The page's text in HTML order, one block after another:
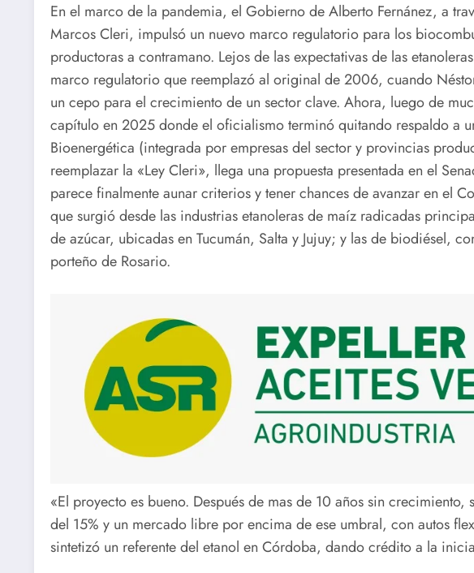
En el marco de la pandemia, el Gobierno de Alberto Fernánez, a
Marcos Cleri, impulsó un nuevo marco regulatorio para los
productoras a contramano. Lejos de las expectativas de las
marco regulatorio que reemplazó al original de 2006, cuando
un cepo para el crecimiento de un sector clave. Ahora, luego de
capítulo en 2025 donde el oficialismo terminó quitando respaldo a
Bioenergética (integrada por empresas del sector y provincias
reemplazar la «Ley Cleri», llega una propuesta presentada en el
parece finalmente aunar criterios y tener chances de avanzar en el
que surgió desde las industrias etanoleras de maíz radicadas
de azúcar, ubicadas en Tucumán, Salta y Jujuy; y las de biodiésel,
porteño de Rosario.
«El proyecto es bueno. Después de mas de 10 años sin
del 15% y un mercado libre por encima de ese umbral, con autos
sintetizó un referente del etanol en Córdoba, dando crédito a la